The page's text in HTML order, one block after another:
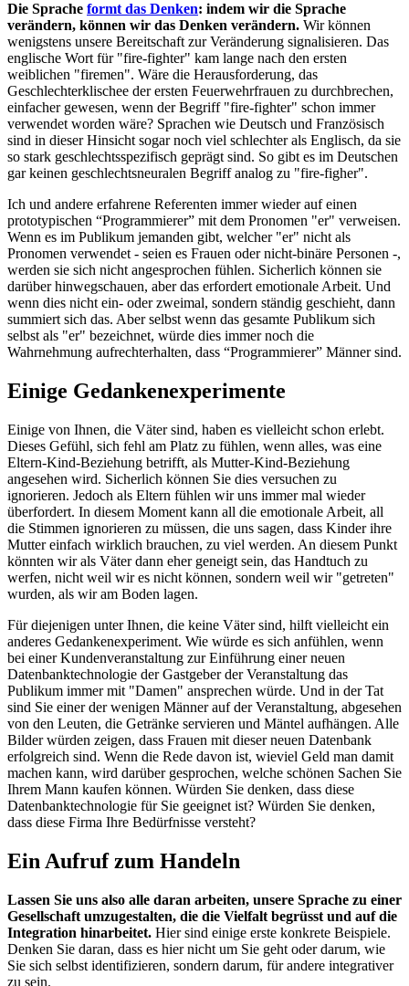
Die Sprache formt das Denken: indem wir die Sprache
verändern, können wir das Denken verändern. Wir können
wenigstens unsere Bereitschaft zur Veränderung signalisieren. Das
englische Wort für "fire-fighter" kam lange nach den ersten
weiblichen "firemen". Wäre die Herausforderung, das
Geschlechterklischee der ersten Feuerwehrfrauen zu durchbrechen,
einfacher gewesen, wenn der Begriff "fire-fighter" schon immer
verwendet worden wäre? Sprachen wie Deutsch und Französisch
sind in dieser Hinsicht sogar noch viel schlechter als Englisch, da sie
so stark geschlechtsspezifisch geprägt sind. So gibt es im Deutschen
gar keinen geschlechtsneuralen Begriff analog zu "fire-figher".
Ich und andere erfahrene Referenten immer wieder auf einen
prototypischen “Programmierer” mit dem Pronomen "er" verweisen.
Wenn es im Publikum jemanden gibt, welcher "er" nicht als
Pronomen verwendet - seien es Frauen oder nicht-binäre Personen -,
werden sie sich nicht angesprochen fühlen. Sicherlich können sie
darüber hinwegschauen, aber das erfordert emotionale Arbeit. Und
wenn dies nicht ein- oder zweimal, sondern ständig geschieht, dann
summiert sich das. Aber selbst wenn das gesamte Publikum sich
selbst als "er" bezeichnet, würde dies immer noch die
Wahrnehmung aufrechterhalten, dass “Programmierer” Männer sind.
Einige Gedankenexperimente
Einige von Ihnen, die Väter sind, haben es vielleicht schon erlebt.
Dieses Gefühl, sich fehl am Platz zu fühlen, wenn alles, was eine
Eltern-Kind-Beziehung betrifft, als Mutter-Kind-Beziehung
angesehen wird. Sicherlich können Sie dies versuchen zu
ignorieren. Jedoch als Eltern fühlen wir uns immer mal wieder
überfordert. In diesem Moment kann all die emotionale Arbeit, all
die Stimmen ignorieren zu müssen, die uns sagen, dass Kinder ihre
Mutter einfach wirklich brauchen, zu viel werden. An diesem Punkt
könnten wir als Väter dann eher geneigt sein, das Handtuch zu
werfen, nicht weil wir es nicht können, sondern weil wir "getreten"
wurden, als wir am Boden lagen.
Für diejenigen unter Ihnen, die keine Väter sind, hilft vielleicht ein
anderes Gedankenexperiment. Wie würde es sich anfühlen, wenn
bei einer Kundenveranstaltung zur Einführung einer neuen
Datenbanktechnologie der Gastgeber der Veranstaltung das
Publikum immer mit "Damen" ansprechen würde. Und in der Tat
sind Sie einer der wenigen Männer auf der Veranstaltung, abgesehen
von den Leuten, die Getränke servieren und Mäntel aufhängen. Alle
Bilder würden zeigen, dass Frauen mit dieser neuen Datenbank
erfolgreich sind. Wenn die Rede davon ist, wieviel Geld man damit
machen kann, wird darüber gesprochen, welche schönen Sachen Sie
Ihrem Mann kaufen können. Würden Sie denken, dass diese
Datenbanktechnologie für Sie geeignet ist? Würden Sie denken,
dass diese Firma Ihre Bedürfnisse versteht?
Ein Aufruf zum Handeln
Lassen Sie uns also alle daran arbeiten, unsere Sprache zu einer
Gesellschaft umzugestalten, die die Vielfalt begrüsst und auf die
Integration hinarbeitet. Hier sind einige erste konkrete Beispiele.
Denken Sie daran, dass es hier nicht um Sie geht oder darum, wie
Sie sich selbst identifizieren, sondern darum, für andere integrativer
zu sein.